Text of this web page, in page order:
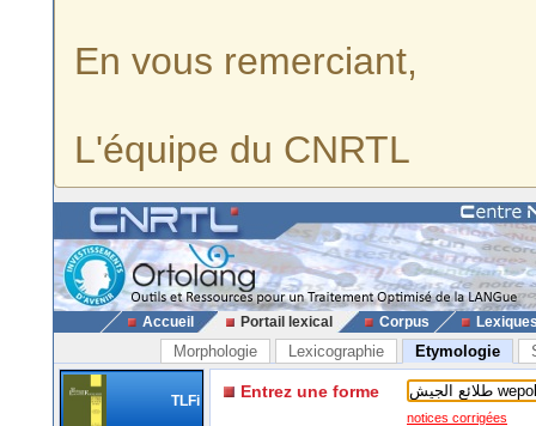
En vous remerciant,
L'équipe du CNRTL
Accueil Portail lexical Corpus
Morphologie Lexicographie Etymologie
TLFi Entrez une forme
notices corrigées